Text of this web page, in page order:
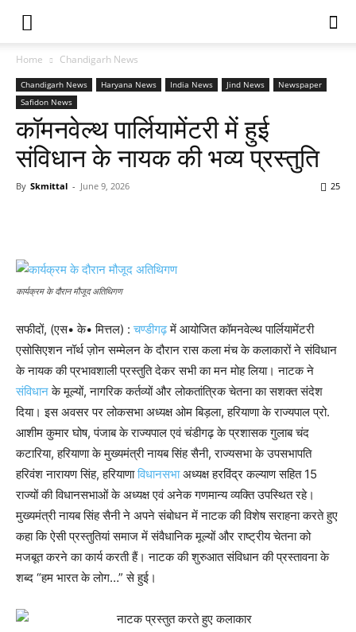
Home Chandigarh News
Chandigarh News Haryana News India News Jind News
Newspaper
Safidon News
कॉमनवेल्थ पार्लियामेंटरी में हुई
संविधान के नायक की भव्य प्रस्तुति
By Skmittal - June 9, 2026 25
कार्यक्रम के दौरान मौजूद अतिथिगण
सफीदों, (एस• के• मित्तल) :चण्डीगढ़में आयोजित कॉमनवेल्थ पार्लियामेंटरी
एसोसिएशन नॉर्थ ज़ोन सम्मेलन के दौरान रास कला मंच के कलाकारों ने संविधान
के नायक की प्रभावशाली प्रस्तुति देकर सभी का मन मोह लिया। नाटक ने
संविधानके मूल्यों, नागरिक कर्तव्यों और लोकतांत्रिक चेतना का सशक्त संदेश
दिया। इस अवसर पर लोकसभा अध्यक्ष ओम बिड़ला, हरियाणा के राज्यपाल प्रो.
आशीम कुमार घोष, पंजाब के राज्यपाल एवं चंडीगढ़ के प्रशासक गुलाब चंद
कटारिया, हरियाणा के मुख्यमंत्री नायब सिंह सैनी, राज्यसभा के उपसभापति
हरिवंश नारायण सिंह, हरियाणाविधानसभाअध्यक्ष हरविंद्र कल्याण सहित 15
राज्यों की विधानसभाओं के अध्यक्ष एवं अनेक गणमान्य व्यक्ति उपस्थित रहे।
मुख्यमंत्री नायब सिंह सैनी ने अपने संबोधन में नाटक की विशेष सराहना करते हुए
कहा कि ऐसी प्रस्तुतियां समाज में संवैधानिक मूल्यों और राष्ट्रीय चेतना को
मजबूत करने का कार्य करती हैं। नाटक की शुरुआत संविधान की प्रस्तावना के
शब्द “हम भारत के लोग…” से हुई।